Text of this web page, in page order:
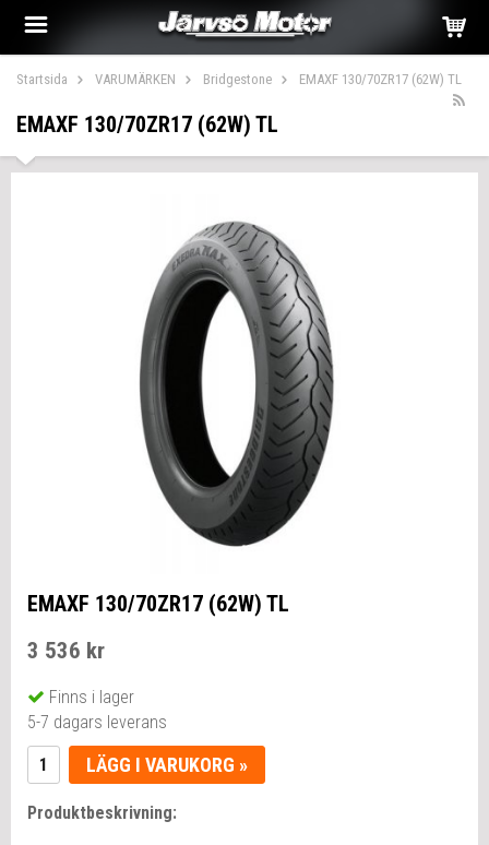
Startsida VARUMÄRKEN Bridgestone EMAXF 130/70ZR17 (62W) TL
EMAXF 130/70ZR17 (62W) TL
EMAXF 130/70ZR17 (62W) TL
3 536 kr
Finns i lager
5-7 dagars leverans
LÄGG I VARUKORG »
Produktbeskrivning: